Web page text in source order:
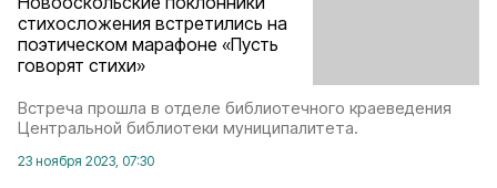
стихосложения встретились на
поэтическом марафоне «Пусть
говорят стихи»
Встреча прошла в отделе библиотечного краеведения
Центральной библиотеки муниципалитета.
23 ноября 2023, 07:30